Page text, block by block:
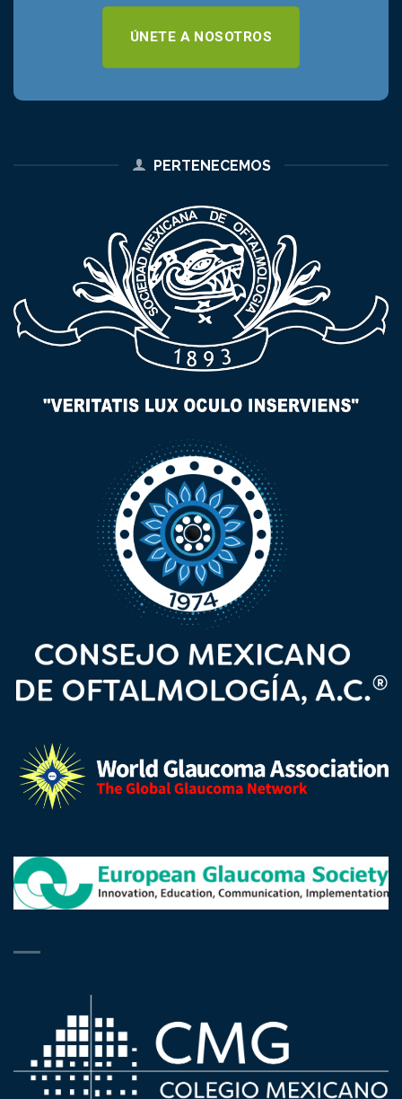
ÚNETE A NOSOTROS
PERTENECEMOS